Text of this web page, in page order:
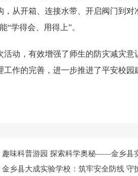
，从开箱、连接水带、开启阀门到
“学得会、用得上”。
活动，有效增强了师生的防灾减灾
工作的完善，进一步推进了平安校园
趣味科普游园 探索科学奥秘——金乡县
金乡县大成实验学校：筑牢安全防线 守